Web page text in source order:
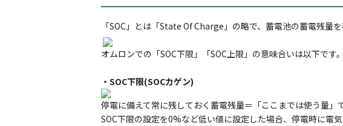
「SOC」とは「State Of Charge」の略で、蓄電池の蓄電残量を
オムロンでの「SOC下限」「SOC上限」の意味合いは以下です。
・SOC下限(SOCカゲン)
停電に備えて常に残しておく蓄電残量＝「ここまでは使う量」で
SOC下限の設定を0%など低い値に設定した場合、停電時に電